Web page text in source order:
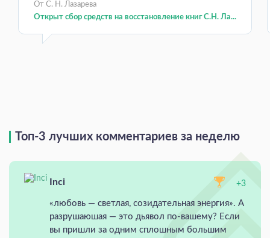
От С. Н. Лазарева
Открыт сбор средств на восстановление книг С.Н. Ла...
Топ-3 лучших комментариев за неделю
Inci +3
«любовь — светлая, созидательная энергия». А
разрушаюшая — это дьявол по-вашему? Если
вы пришли за одним сплошным большим